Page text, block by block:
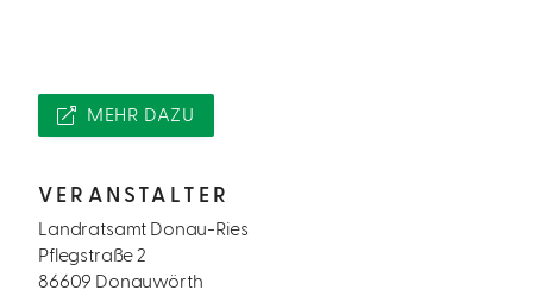
MEHR DAZU
VERANSTALTER
Landratsamt Donau-Ries
Pflegstraße 2
86609 Donauwörth